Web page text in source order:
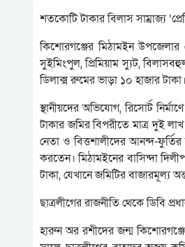
শতকোটি টাকার বিলাস সাম্রাজ্য
কিশোরগঞ্জের মিঠামইন
সুইমিংপুল, প্রিমিয়াম স্যুট,
ডিলাক্স রুমের ভাড়া ১০ হাজার
স্থানীয়দের অভিযোগ, রিসোর্ট
টাকার জমির বিপরীতে মাত্র দুই
নেতা ও বিত্তশালীদের আনন্দ-
করতেন। মিঠামইনের বাসিন্দা
টাকা, যেখানে জমিটির বাজারমূল্য
ছাত্রলীগের রাজনীতি থেকে ডিবি
হারুন অর রশীদের জন্ম